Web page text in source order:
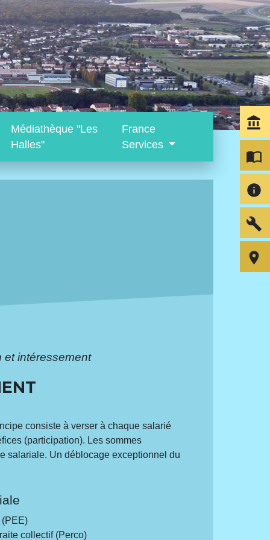
Médiathèque "Les
Halles"
France
Services
et intéressement
consiste à verser à chaque salarié
(participation). Les sommes
salariale. Un déblocage exceptionnel du
collectif (Perco)
account_balance
import_contacts
info
build
room